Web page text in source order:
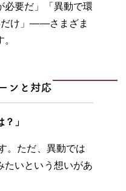
必要だ」「異動で環
だけ」——さまざま
ンと対応
」
。ただ、異動では
たいという想いがあ